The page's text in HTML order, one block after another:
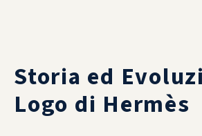
Storia ed
Logo di Hermès